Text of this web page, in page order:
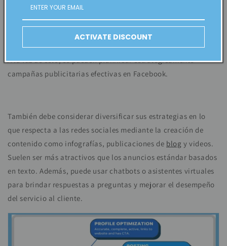
de publicidad en Facebook o Instagram Stories. Sin embargo,
al igual que con los anuncios de Google, debe pagar para que
los visitantes hagan clic en su página o sitio web, y el costo
puede aumentar rápidamente con los anuncios de Facebook.
A la luz de esto, se pueden planificar estratégicamente
campañas publicitarias efectivas en Facebook.
También debe considerar diversificar sus estrategias en lo
que respecta a las redes sociales mediante la creación de
contenido como infografías, publicaciones de blog y videos.
Suelen ser más atractivos que los anuncios estándar basados ​​
en texto. Además, puede usar chatbots o asistentes virtuales
para brindar respuestas a preguntas y mejorar el desempeño
del servicio al cliente.
ACTIVATE DISCOUNT